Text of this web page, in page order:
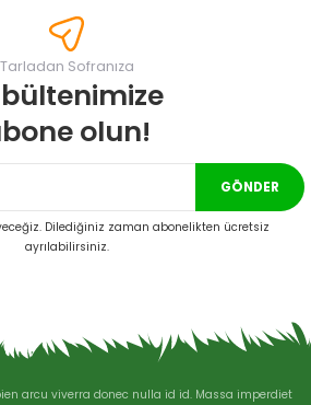
ederiz.
veya görüntülenemiyor.
bulunuyor.
olmalı.
Gönder
Tarladan Sofranıza
olun!
GÖNDER
Dilediğiniz zaman abonelikten ücretsiz
ayrılabilirsiniz.
arcu viverra donec nulla id id. Massa imperdiet